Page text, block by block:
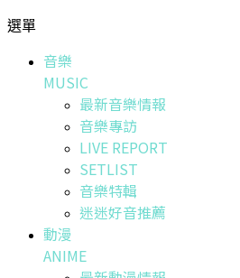
選單
音樂
MUSIC
最新音樂情報
音樂專訪
LIVE REPORT
SETLIST
音樂特輯
迷迷好音推薦
動漫
ANIME